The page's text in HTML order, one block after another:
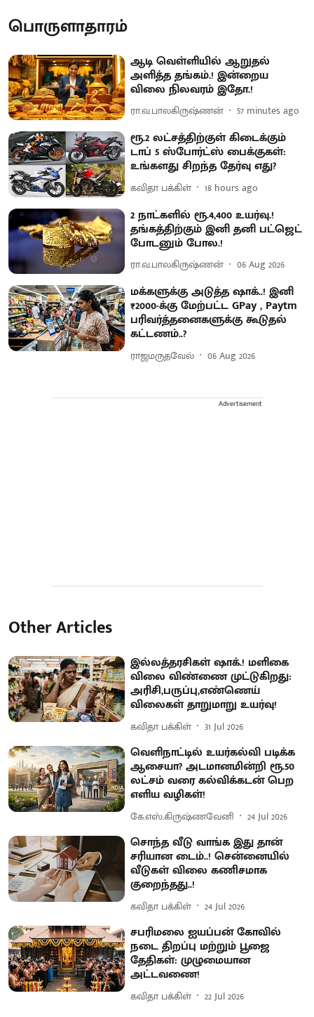
பொருளாதாரம்
ஆடி வெள்ளியில் ஆறுதல்
அளித்த தங்கம்.! இன்றைய
விலை நிலவரம் இதோ.!
ரா.வ.பாலகிருஷ்ணன் 57 minutes ago
ரூ.2 லட்சத்திற்குள் கிடைக்கும்
டாப் 5 ஸ்போர்ட்ஸ் பைக்குகள்:
உங்களது சிறந்த தேர்வு எது?
கவிதா பக்கிள் 18 hours ago
2 நாட்களில் ரூ.4,400 உயர்வு.!
தங்கத்திற்கும் இனி தனி பட்ஜெட்
போடனும் போல.!
ரா.வ.பாலகிருஷ்ணன் 06 Aug 2026
மக்களுக்கு அடுத்த ஷாக்..! இனி
₹2000-க்கு மேற்பட்ட GPay , Paytm
பரிவர்த்தனைகளுக்கு கூடுதல்
கட்டணம்..?
ராஜமருதவேல் 06 Aug 2026
Advertisement
Other Articles
இல்லத்தரசிகள் ஷாக்.! மளிகை
விலை விண்ணை முட்டுகிறது:
அரிசி,பருப்பு,எண்ணெய்
விலைகள் தாறுமாறு உயர்வு!
கவிதா பக்கிள் 31 Jul 2026
வெளிநாட்டில் உயர்கல்வி படிக்க
ஆசையா? அடமானமின்றி ரூ.50
லட்சம் வரை கல்விக்கடன் பெற
எளிய வழிகள்!
கே.எஸ்.கிருஷ்ணவேனி 24 Jul 2026
சொந்த வீடு வாங்க இது தான்
சரியான டைம்..! சென்னையில்
வீடுகள் விலை கணிசமாக
குறைந்தது..!
கவிதா பக்கிள் 24 Jul 2026
சபரிமலை ஐயப்பன் கோவில்
நடை திறப்பு மற்றும் பூஜை
தேதிகள்: முழுமையான
அட்டவணை!
கவிதா பக்கிள் 22 Jul 2026